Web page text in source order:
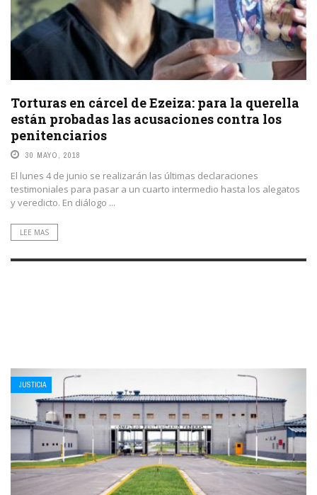
Torturas en cárcel de Ezeiza: para la querella
están probadas las acusaciones contra los
penitenciarios
30 MAYO, 2018
El lunes 4 de junio se realizarán las últimas declaraciones
testimoniales para pasar a un cuarto intermedio hasta los alegatos
y veredicto. En diálogo ...
LEE MAS
JUSTICIA